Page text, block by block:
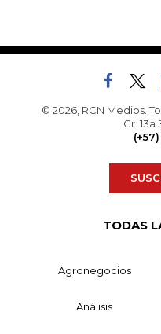
© 2026, RCN Medios.
Cr.
TODAS
Agronegocios
Análisis